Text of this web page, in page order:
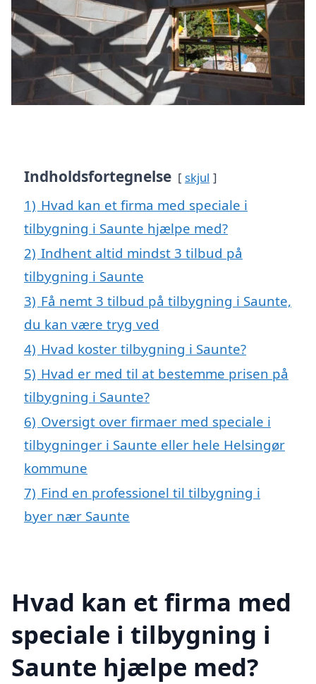
Indholdsfortegnelse skjul
1) Hvad kan et firma med speciale i
tilbygning i Saunte hjælpe med?
2) Indhent altid mindst 3 tilbud på
tilbygning i Saunte
3) Få nemt 3 tilbud på tilbygning i Saunte,
du kan være tryg ved
4) Hvad koster tilbygning i Saunte?
5) Hvad er med til at bestemme prisen på
tilbygning i Saunte?
6) Oversigt over firmaer med speciale i
tilbygninger i Saunte eller hele Helsingør
kommune
7) Find en professionel til tilbygning i
byer nær Saunte
Hvad kan et firma med
speciale i tilbygning i
Saunte hjælpe med?